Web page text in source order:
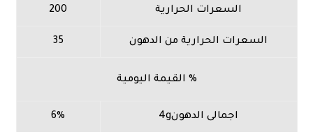
السعرات الحرارية 200
السعرات الحرارية من الدهون 35
% القيمة اليومية
اجمالى الدهون4g 6%